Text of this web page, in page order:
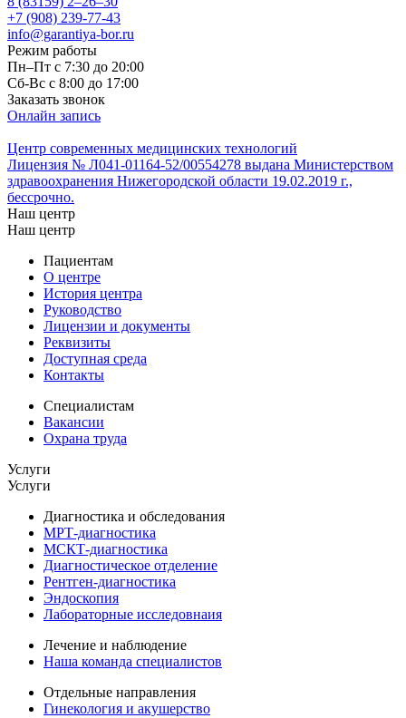
+7 (908) 239-77-43
info@garantiya-bor.ru
Режим работы
Пн–Пт с 7:30 до 20:00
Cб-Вс с 8:00 до 17:00
Заказать звонок
Онлайн запись
Центр современных медицинских технологий
Лицензия № Л041-01164-52/00554278 выдана Министерством
здравоохранения Нижегородской области 19.02.2019 г.,
бессрочно.
Наш центр
Наш центр
Пациентам
О центре
История центра
Руководство
Лицензии и документы
Реквизиты
Доступная среда
Контакты
Специалистам
Вакансии
Охрана труда
Услуги
Услуги
Диагностика и обследования
МРТ-диагностика
МСКТ-диагностика
Диагностическое отделение
Рентген-диагностика
Эндоскопия
Лабораторные исследовнаия
Лечение и наблюдение
Наша команда специалистов
Отдельные направления
Гинекология и акушерство